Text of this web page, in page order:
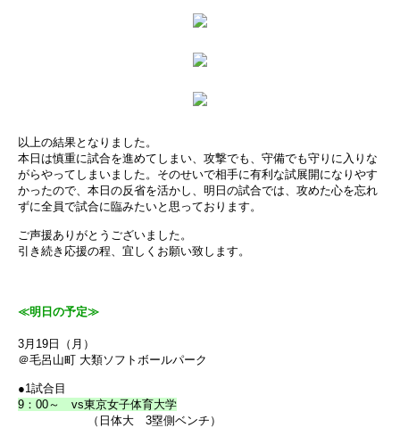
以上の結果となりました。
本日は慎重に試合を進めてしまい、攻撃でも、守備でも守りに入りな
がらやってしまいました。そのせいで相手に有利な試展開になりやす
かったので、本日の反省を活かし、明日の試合では、攻めた心を忘れ
ずに全員で試合に臨みたいと思っております。
ご声援ありがとうございました。
引き続き応援の程、宜しくお願い致します。
≪明日の予定≫
3月19日（月）
＠毛呂山町 大類ソフトボールパーク
●1試合目
9：00～ vs東京女子体育大学
（日体大 3塁側ベンチ）